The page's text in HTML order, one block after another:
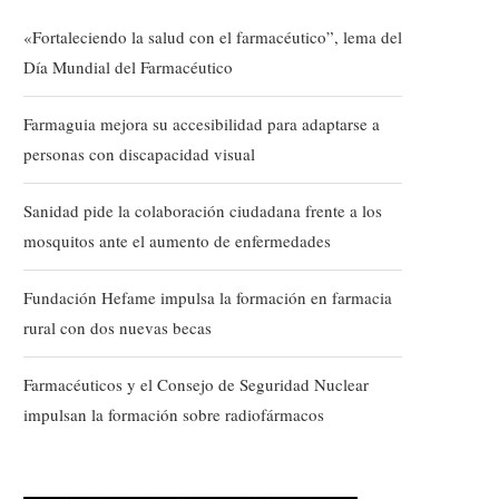
«Fortaleciendo la salud con el farmacéutico”, lema del
Día Mundial del Farmacéutico
Farmaguia mejora su accesibilidad para adaptarse a
personas con discapacidad visual
Sanidad pide la colaboración ciudadana frente a los
mosquitos ante el aumento de enfermedades
Fundación Hefame impulsa la formación en farmacia
rural con dos nuevas becas
Farmacéuticos y el Consejo de Seguridad Nuclear
impulsan la formación sobre radiofármacos